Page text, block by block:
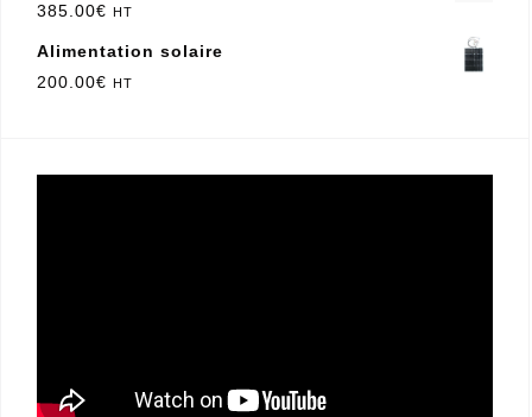
385.00€ HT
Alimentation solaire
200.00€ HT